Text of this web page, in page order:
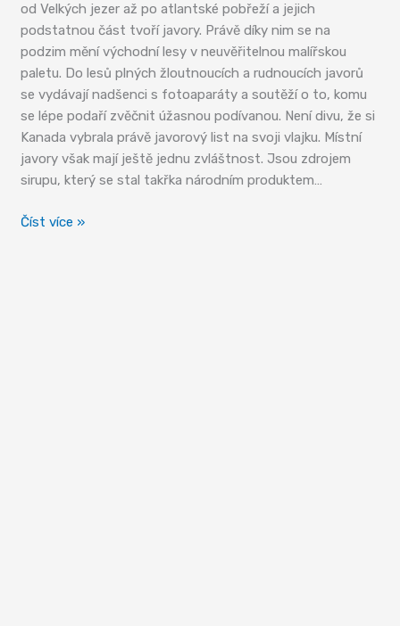
od Velkých jezer až po atlantské pobřeží a jejich
podstatnou část tvoří javory. Právě díky nim se na
podzim mění východní lesy v neuvěřitelnou malířskou
paletu. Do lesů plných žloutnoucích a rudnoucích javorů
se vydávají nadšenci s fotoaparáty a soutěží o to, komu
se lépe podaří zvěčnit úžasnou podívanou. Není divu, že si
Kanada vybrala právě javorový list na svoji vlajku. Místní
javory však mají ještě jednu zvláštnost. Jsou zdrojem
sirupu, který se stal takřka národním produktem…
Javorový
Číst více »